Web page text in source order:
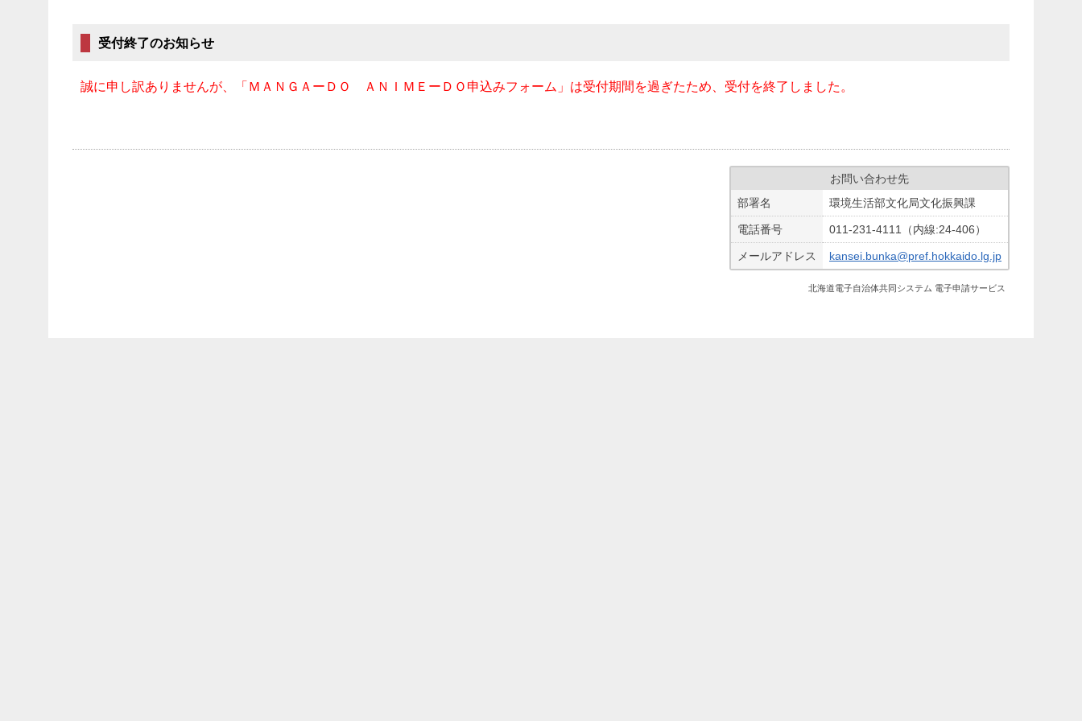
受付終了のお知らせ
誠に申し訳ありませんが、「ＭＡＮＧＡーＤＯ ＡＮＩＭＥーＤＯ申込みフォーム」は受付期間を過ぎたため、受付を終了しました。
お問い合わせ先
部署名
環境生活部文化局文化振興課
電話番号 011-231-4111（内線:24-406）
メールアドレス kansei.bunka@pref.hokkaido.lg.jp
北海道電子自治体共同システム 電子申請サービス